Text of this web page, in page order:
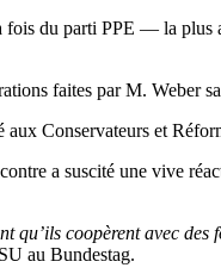
fois du parti PPE — la
faites par M. Weber
Conservateurs et
a suscité une vive
coopèrent avec des
au Bundestag.